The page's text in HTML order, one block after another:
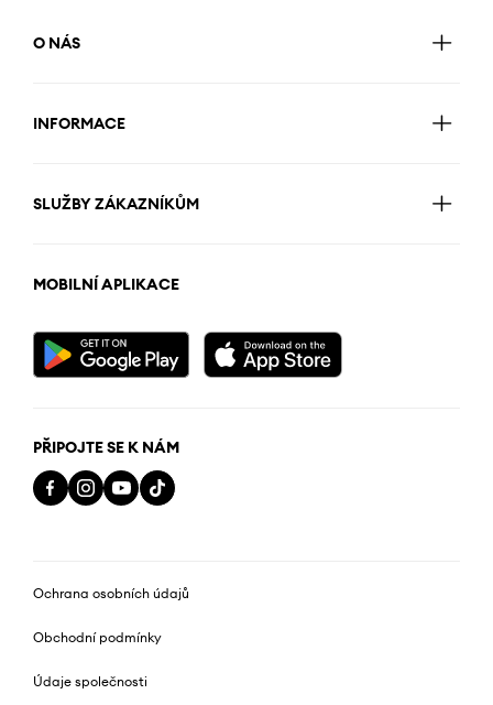
O NÁS
INFORMACE
SLUŽBY ZÁKAZNÍKŮM
MOBILNÍ APLIKACE
PŘIPOJTE SE K NÁM
Ochrana osobních údajů
Obchodní podmínky
Údaje společnosti